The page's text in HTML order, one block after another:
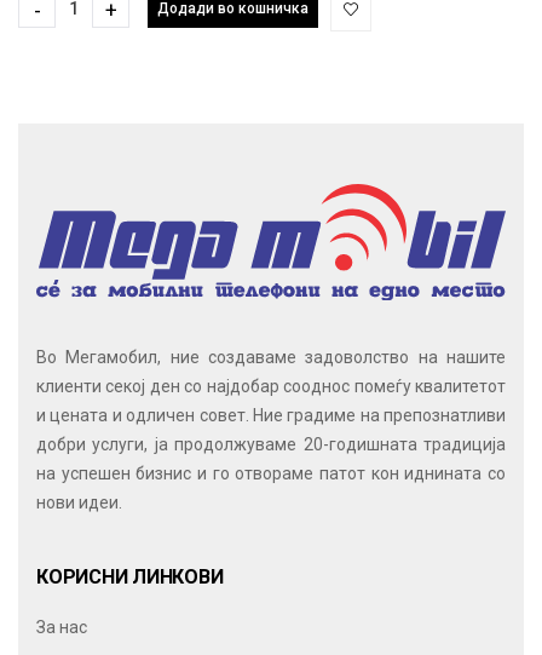
- + Додади во кошничка
Во Мегамобил, ние создаваме задоволство на нашите
клиенти секој ден со најдобар сооднос помеѓу квалитетот
и цената и одличен совет. Ние градиме на препознатливи
добри услуги, ја продолжуваме 20-годишната традиција
на успешен бизнис и го отвораме патот кон иднината со
нови идеи.
КОРИСНИ ЛИНКОВИ
За нас